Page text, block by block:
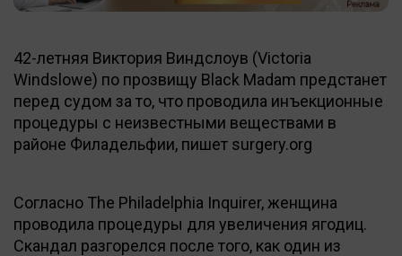
42-летняя Виктория Виндслоув (Victoria
Windslowe) по прозвищу Black Madam предстанет
перед судом за то, что проводила инъекционные
процедуры с неизвестными веществами в
районе Филадельфии, пишет surgery.org
Согласно The Philadelphia Inquirer, женщина
проводила процедуры для увеличения ягодиц.
Скандал разгорелся после того, как один из